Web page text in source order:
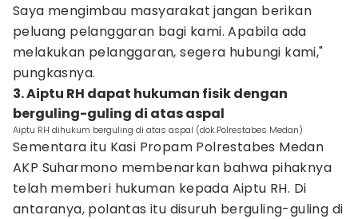
Saya mengimbau masyarakat jangan berikan
peluang pelanggaran bagi kami. Apabila ada
melakukan pelanggaran, segera hubungi kami,"
pungkasnya.
3. Aiptu RH dapat hukuman fisik dengan
berguling-guling di atas aspal
Aiptu RH dihukum berguling di atas aspal (dok.Polrestabes Medan)
Sementara itu Kasi Propam Polrestabes Medan
AKP Suharmono membenarkan bahwa pihaknya
telah memberi hukuman kepada Aiptu RH. Di
antaranya, polantas itu disuruh berguling-guling di